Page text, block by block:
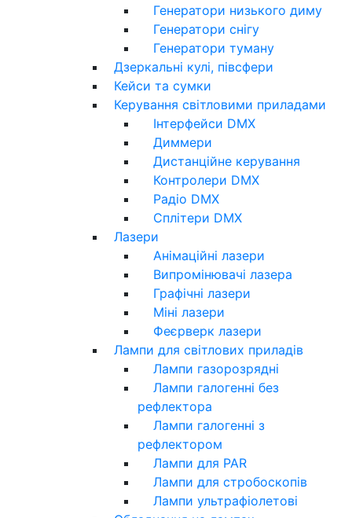
Генератори низького диму
Генератори снігу
Генератори туману
Дзеркальні кулі, півсфери
Кейси та сумки
Керування світловими приладами
Інтерфейси DMX
Диммери
Дистанційне керування
Контролери DMX
Радіо DMX
Сплітери DMX
Лазери
Анімаційні лазери
Випромінювачі лазера
Графічні лазери
Міні лазери
Феєрверк лазери
Лампи для світлових приладів
Лампи газорозрядні
Лампи галогенні без
рефлектора
Лампи галогенні з
рефлектором
Лампи для PAR
Лампи для стробоскопів
Лампи ультрафіолетові